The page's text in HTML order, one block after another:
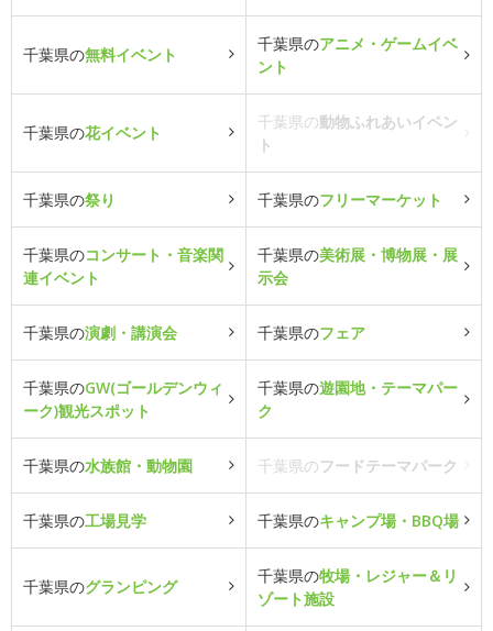
千葉県の無料イベント
千葉県のアニメ・ゲームイベ
ント
千葉県の花イベント
千葉県の動物ふれあいイベン
ト
千葉県の祭り 千葉県のフリーマーケット
千葉県のコンサート・音楽関
連イベント
千葉県の美術展・博物展・展
示会
千葉県の演劇・講演会 千葉県のフェア
千葉県のGW(ゴールデンウィ
ーク)観光スポット
千葉県の遊園地・テーマパー
ク
千葉県の水族館・動物園 千葉県のフードテーマパーク
千葉県の工場見学 千葉県のキャンプ場・BBQ場
千葉県のグランピング
千葉県の牧場・レジャー＆リ
ゾート施設